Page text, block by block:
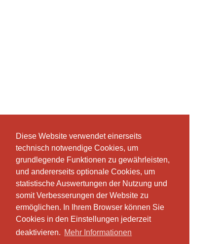
Diese Website verwendet einerseits
technisch notwendige Cookies, um
grundlegende Funktionen zu gewährleisten,
und andererseits optionale Cookies, um
statistische Auswertungen der Nutzung und
somit Verbesserungen der Website zu
ermöglichen. In Ihrem Browser können Sie
Cookies in den Einstellungen jederzeit
deaktivieren. Mehr Informationen
Diese Website verwendet einerseits
technisch notwendige Cookies, um
grundlegende Funktionen zu gewährleisten,
und andererseits optionale Cookies, um
statistische Auswertungen der Nutzung und
somit Verbesserungen der Website zu
ermöglichen. In Ihrem Browser können Sie
Cookies in den Einstellungen jederzeit
deaktivieren. Mehr Informationen